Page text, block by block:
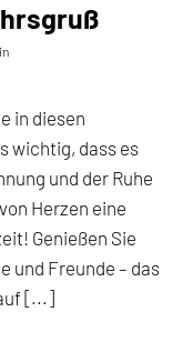
in diesen
wichtig, dass es
und der Ruhe
Herzen eine
Genießen Sie
und Freunde – das
[...]